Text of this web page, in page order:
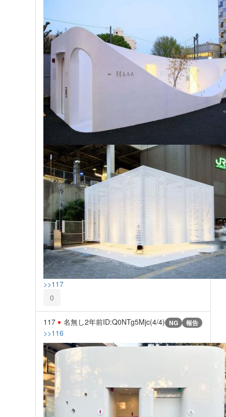
>>117
0
117 名無し2年前ID:Q0NTg5Mjc(4/4) NG 報告
>>116